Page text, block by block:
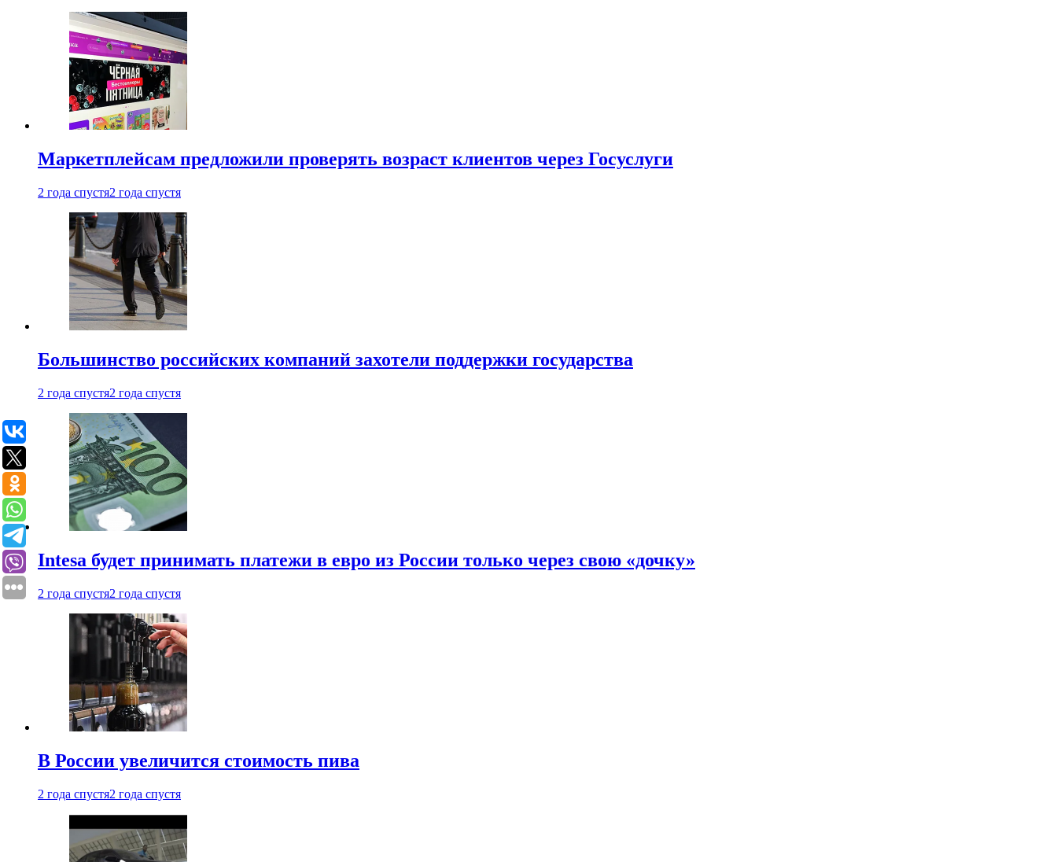
Маркетплейсам предложили проверять возраст клиентов через Госуслуги
2 года спустя2 года спустя
Большинство российских компаний захотели поддержки государства
2 года спустя2 года спустя
Intesa будет принимать платежи в евро из России только через свою «дочку»
2 года спустя2 года спустя
В России увеличится стоимость пива
2 года спустя2 года спустя